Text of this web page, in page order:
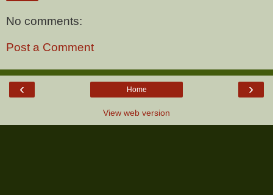
No comments:
Post a Comment
‹ ›
Home
View web version